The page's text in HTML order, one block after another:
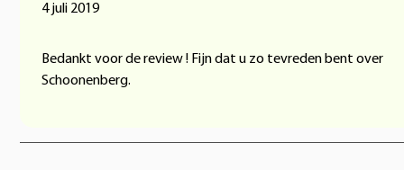
4 juli 2019
Bedankt voor de review ! Fijn dat u zo tevreden bent over
Schoonenberg.